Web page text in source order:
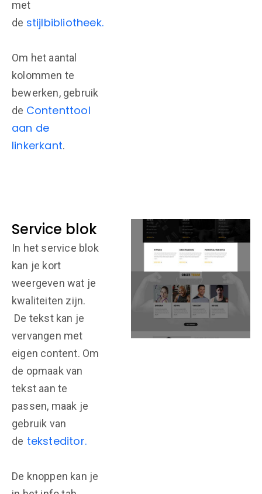
met
de stijlbibliotheek.
Om het aantal
kolommen te
bewerken, gebruik
de Contenttool
aan de
linkerkant.
Service blok
In het service blok
kan je kort
weergeven wat je
kwaliteiten zijn.
De tekst kan je
vervangen met
eigen content. Om
de opmaak van
tekst aan te
passen, maak je
gebruik van
de teksteditor.
De knoppen kan je